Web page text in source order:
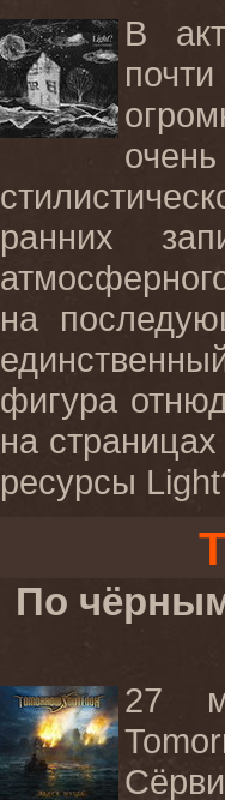
В
ранних
на
фигура
на
ресурсы
По
27